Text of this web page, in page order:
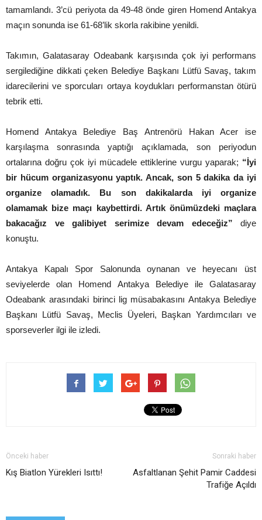
tamamlandı. 3’cü periyota da 49-48 önde giren Homend Antakya
maçın sonunda ise 61-68’lik skorla rakibine yenildi.
Takımın, Galatasaray Odeabank karşısında çok iyi performans
sergilediğine dikkati çeken Belediye Başkanı Lütfü Savaş, takım
idarecilerini ve sporcuları ortaya koydukları performanstan ötürü
tebrik etti.
Homend Antakya Belediye Baş Antrenörü Hakan Acer ise
karşılaşma sonrasında yaptığı açıklamada, son periyodun
ortalarına doğru çok iyi mücadele ettiklerine vurgu yaparak; “İyi
bir hücum organizasyonu yaptık. Ancak, son 5 dakika da iyi
organize olamadık. Bu son dakikalarda iyi organize
olamamak bize maçı kaybettirdi. Artık önümüzdeki maçlara
bakacağız ve galibiyet serimize devam edeceğiz” diye
konuştu.
Antakya Kapalı Spor Salonunda oynanan ve heyecanı üst
seviyelerde olan Homend Antakya Belediye ile Galatasaray
Odeabank arasındaki birinci lig müsabakasını Antakya Belediye
Başkanı Lütfü Savaş, Meclis Üyeleri, Başkan Yardımcıları ve
sporseverler ilgi ile izledi.
Önceki haber
Kış Biatlon Yürekleri Isıttı!
Sonraki haber
Asfaltlanan Şehit Pamir Caddesi
Trafiğe Açıldı